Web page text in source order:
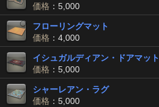
価格 ：5,000
フローリングマット
価格 ：4,000
イシュガルディアン・ドアマット
価格 ：5,000
シャーレアン・ラグ
価格 ：5,000